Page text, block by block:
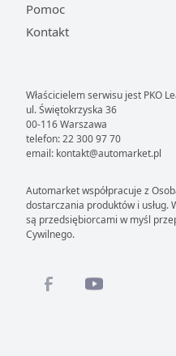
Właścicielem serwisu jest PKO
ul. Świętokrzyska 36
00-116 Warszawa
telefon: 22 300 97 70
email: kontakt@automarket.pl
Automarket współpracuje z
dostarczania produktów i usług.
są przedsiębiorcami w myśl
Cywilnego.
Pomoc
Kontakt